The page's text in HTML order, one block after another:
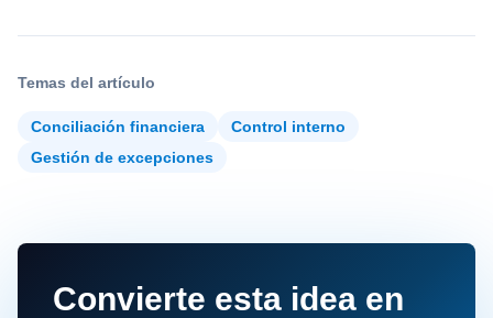
Temas del artículo
Conciliación financiera
Control interno
Gestión de excepciones
Convierte esta idea en